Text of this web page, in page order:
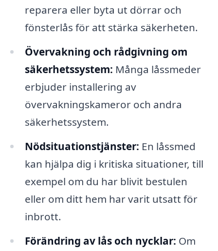
reparera eller byta ut dörrar och
fönsterlås för att stärka säkerheten.
Övervakning och rådgivning om
säkerhetssystem: Många låssmeder
erbjuder installering av
övervakningskameror och andra
säkerhetssystem.
Nödsituationstjänster: En låssmed
kan hjälpa dig i kritiska situationer, till
exempel om du har blivit bestulen
eller om ditt hem har varit utsatt för
inbrott.
Förändring av lås och nycklar: Om